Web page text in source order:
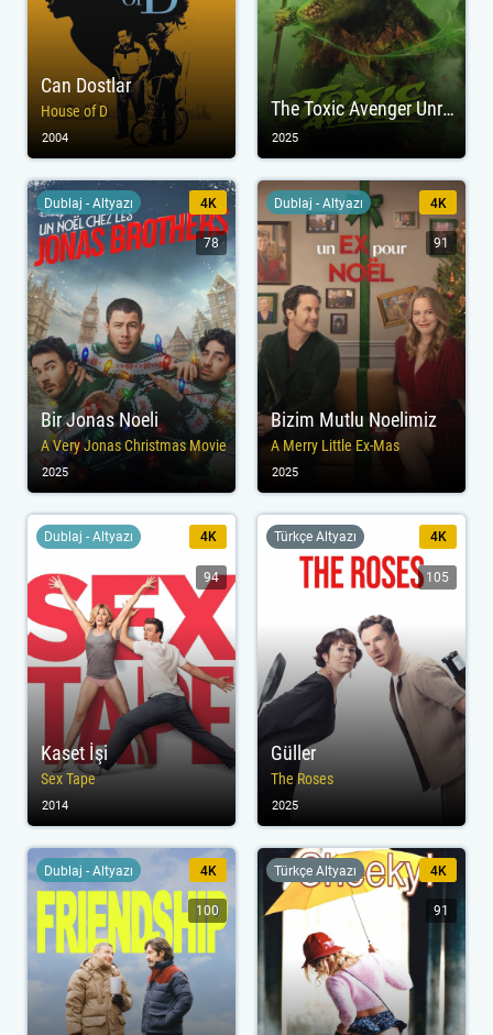
Can Dostlar
House of D
2004
The Toxic Avenger Unrated
2025
Bir Jonas Noeli
A Very Jonas Christmas Movie
Dublaj - Altyazı 4K
78
2025
Bizim Mutlu Noelimiz
A Merry Little Ex-Mas
Dublaj - Altyazı 4K
91
2025
Kaset İşi
Sex Tape
Dublaj - Altyazı 4K
94
2014
Güller
The Roses
Türkçe Altyazı 4K
105
2025
Dublaj - Altyazı 4K
100
Türkçe Altyazı 4K
91